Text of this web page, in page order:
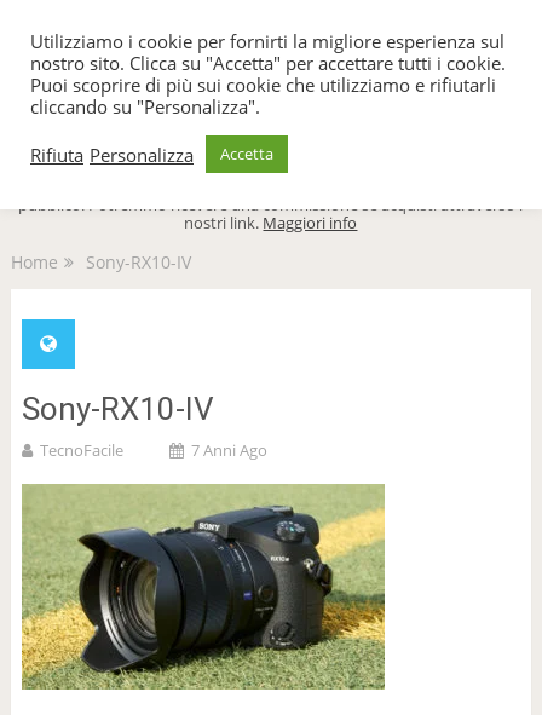
TecnoFacile
Menu
pubblico. Potremmo ricevere una commissione se acquisti attraverso i
nostri link. Maggiori info
Home Sony-RX10-IV
Sony-RX10-IV
TecnoFacile 7 Anni Ago
Utilizziamo i cookie per fornirti la migliore esperienza sul
nostro sito. Clicca su "Accetta" per accettare tutti i cookie.
Puoi scoprire di più sui cookie che utilizziamo e rifiutarli
cliccando su "Personalizza".
Rifiuta Personalizza Accetta